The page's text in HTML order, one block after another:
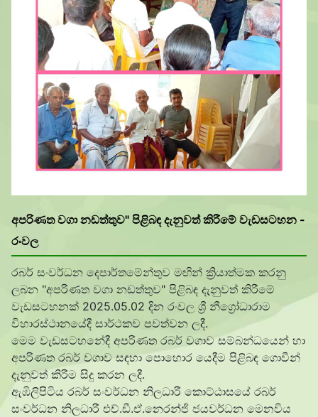
අපරිණත වගා නඩත්තුව" පිළිබඳ දැනුවත් කිරීමේ වැඩසටහන -
රංවල
රබර් සංවර්ධන දෙපාර්තමේන්තුව මඟින් ක්රියාත්මක කරනු
ලබන "අපරිණත වගා නඩත්තුව" පිළිබඳ දැනුවත් කිරීමේ
වැඩසටහනක් 2025.05.02 දින රංවල ශ් රී නීග්රෝධාරාම
විහාරස්ථානයේදී සාර්ථකව පවත්වන ලදී.
මෙම වැඩසටහනේදී අපරිණත රබර් වගාව සම්බන්ධයෙන් හා
අපරිණත රබර් වගාව සඳහා පොහොර යෙදීම පිළිබඳ ගොවීන්
දැනුවත් කිරීම සිදු කරන ලදී.
ඇඹිලිපිටිය රබර් සංවර්ධන නිලධාරී කොට්ඨාසයේ රබර්
සංවර්ධන නිලධාරී එච්.ඩී.ඒ.නෙරන්ජි ජයවර්ධන මෙනවිය